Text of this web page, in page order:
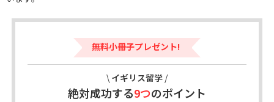
無料小冊子プレゼント!
\ イギリス留学 /
絶対成功する9つのポイント